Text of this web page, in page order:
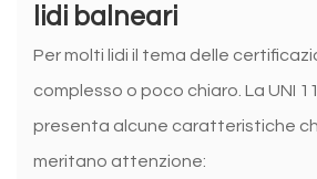
lidi balneari
Per molti lidi il tema delle
complesso o poco chiaro. La UNI
presenta alcune caratteristiche
meritano attenzione: